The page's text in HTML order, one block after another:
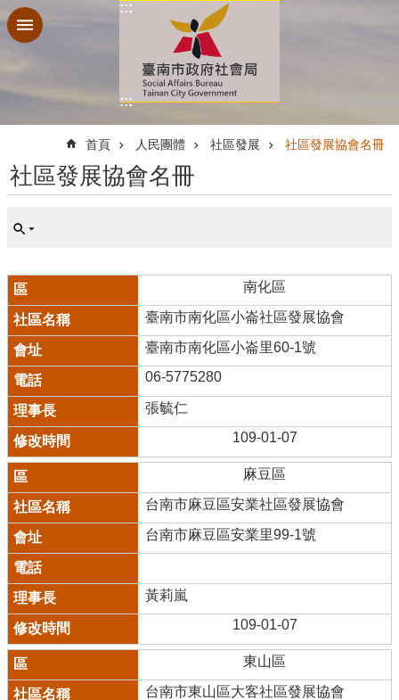
跳到主要內容區塊
:::
:::
首頁 人民團體 社區發展 社區發展協會名冊
社區發展協會名冊
南化區
臺南市南化區小崙社區發展協會
臺南市南化區小崙里60-1號
06-5775280
張毓仁
109-01-07
麻豆區
台南市麻豆區安業社區發展協會
台南市麻豆區安業里99-1號
黃莉嵐
109-01-07
東山區
台南市東山區大客社區發展協會